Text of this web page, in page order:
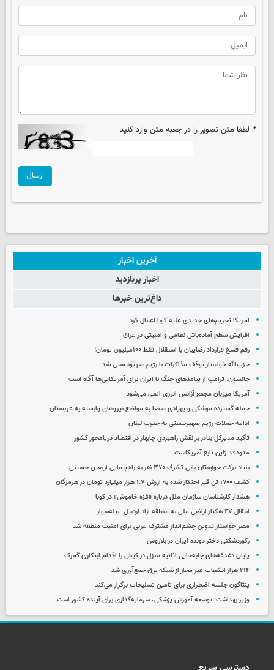
* لطفا متن تصویر را در جعبه متن وارد کنید
ارسال
آخرین اخبار
اخبار پربازدید
داغ‌ترین خبرها
آمریکا تحریم‌های جدیدی علیه کوبا اعمال کرد
افزایش سطح آماده‌باش نظامی و امنیتی در عراق
رقم فسخ قرارداد رضاییان با استقلال فقط ۱۰۰میلیون تومان!
حزب‌الله خواستار توقف مذاکرات با رژیم صهیونیستی شد
جانسون: ترامپ از پیامدهای جنگ با ایران برای آمریکایی‌ها آگاه است
آمریکا میزبان مجمع آژانس انرژی اتمی می‌شود
حمله گسترده موشکی و پهپادی صنعا به مواضع نیروهای وابسته به عربستان
ادامه حملات رژیم صهیونیستی به جنوب لبنان
تأکید مدیرکل بنادر بر نقش راهبردی چابهار در اقتصاد دریامحور کشور
مدودف: ژاپن تابع آمریکاست
بنیاد برکت خوزستان بانی تشرف ۳۷۰ نفر به راهپیمایی اربعین حسینی
کشف ۱۷۰۰ تن قیر احتکار شده به ارزش ۱.۷ هزار میلیارد تومان در هرمزگان
هشدار کارشناسان سازمان ملل درباره «غزه‌ خاموش» در کوبا
انتقال ۴۷ هکتار اراضی ملی به منطقه آزاد اردبیل -بیله‌سوار
مصر خواستار تدوین چشم‌انداز مشترک عربی برای امنیت منطقه شد
رکوردشکنی دختر دونده ایران در بلاروس
پایان دغدغه‌های جابه‌جایی اثاثیه منزل در کیش با اقدام ابتکاری گمرک
۱۹۴ هزار انشعاب غیر مجاز از شبکه برق جمع‌آوری شد
پنتاگون جلسه اضطراری برای تأمین تسلیحات برگزار می‌کند
وزیر بهداشت: توسعه آموزش پزشکی، سرمایه‌گذاری برای آینده کشور است